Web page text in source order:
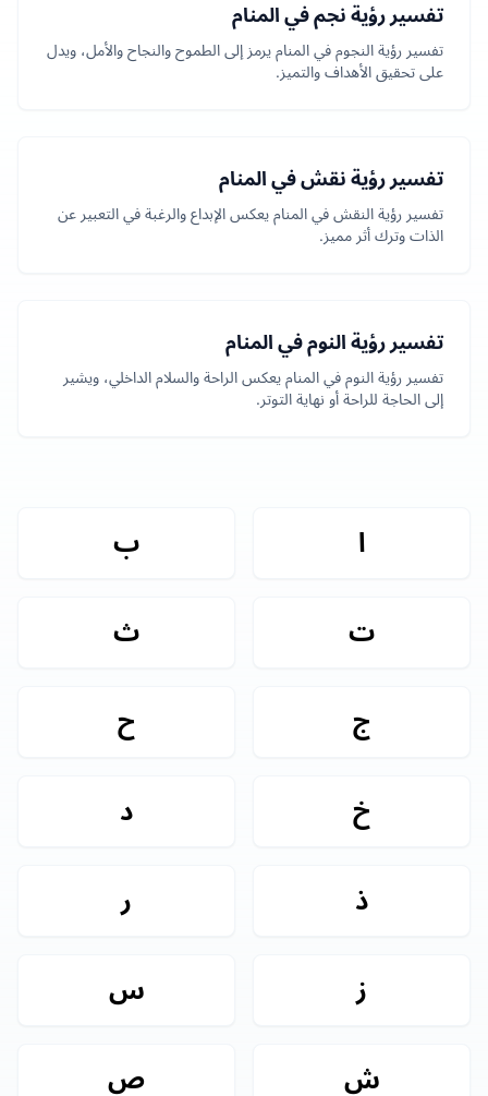
تفسير رؤية نجم في المنام
تفسير رؤية النجوم في المنام يرمز إلى الطموح والنجاح والأمل، ويدل
على تحقيق الأهداف والتميز.
تفسير رؤية نقش في المنام
تفسير رؤية النقش في المنام يعكس الإبداع والرغبة في التعبير عن
الذات وترك أثر مميز.
تفسير رؤية النوم في المنام
تفسير رؤية النوم في المنام يعكس الراحة والسلام الداخلي، ويشير
إلى الحاجة للراحة أو نهاية التوتر.
ا ب
ت ث
ج ح
خ د
ذ ر
ز س
ش ص